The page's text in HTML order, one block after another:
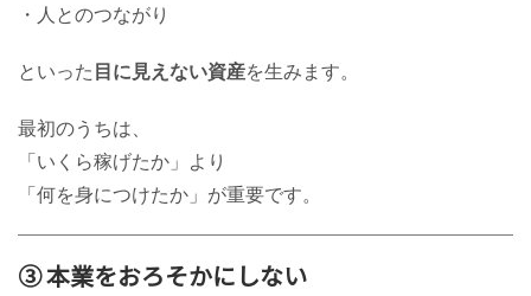
・人とのつながり
といった 目に見えない資産を生みます。
最初のうちは、
「いくら稼げたか」より
「何を身につけたか」が重要です。
③ 本業をおろそかにしない